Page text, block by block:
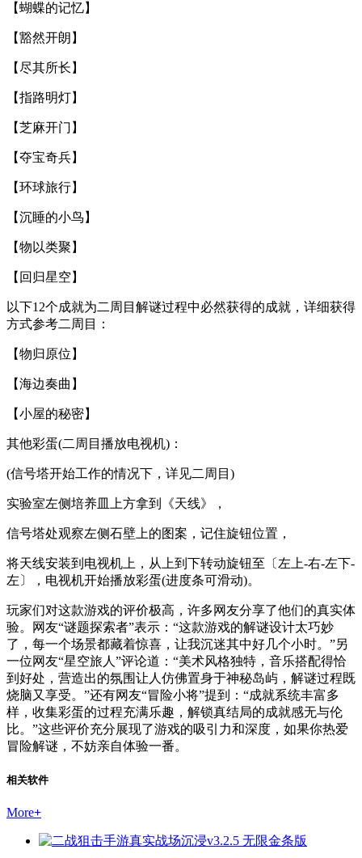
【蝴蝶的记忆】
【豁然开朗】
【尽其所长】
【指路明灯】
【芝麻开门】
【夺宝奇兵】
【环球旅行】
【沉睡的小鸟】
【物以类聚】
【回归星空】
以下12个成就为二周目解谜过程中必然获得的成就，详细获得
方式参考二周目：
【物归原位】
【海边奏曲】
【小屋的秘密】
其他彩蛋(二周目播放电视机)：
(信号塔开始工作的情况下，详见二周目)
实验室左侧培养皿上方拿到《天线》，
信号塔处观察左侧石壁上的图案，记住旋钮位置，
将天线安装到电视机上，从上到下转动旋钮至〔左上-右-左下-
左〕，电视机开始播放彩蛋(进度条可滑动)。
玩家们对这款游戏的评价极高，许多网友分享了他们的真实体
验。网友“谜题探索者”表示：“这款游戏的解谜设计太巧妙
了，每一个场景都藏着惊喜，让我沉迷其中好几个小时。”另
一位网友“星空旅人”评论道：“美术风格独特，音乐搭配得恰
到好处，营造出的氛围让人仿佛置身于神秘岛屿，解谜过程既
烧脑又享受。”还有网友“冒险小将”提到：“成就系统丰富多
样，收集彩蛋的过程充满乐趣，解锁真结局的成就感无与伦
比。”这些评价充分展现了游戏的吸引力和深度，如果你热爱
冒险解谜，不妨亲自体验一番。
相关软件
More+